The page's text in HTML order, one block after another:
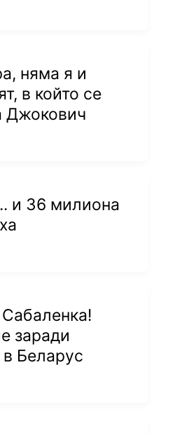
favorites
няма я и
в който се
Джокович
favorites
и 36 милиона
favorites
заради
Беларус
favorites